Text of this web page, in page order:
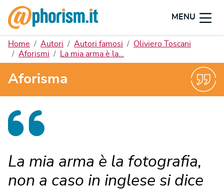
MENU
Home Autori Autori famosi
Oliviero Toscani
Aforismi
La mia arma è la…
Aforisma
La mia arma è la fotografia,
non a caso in inglese si dice